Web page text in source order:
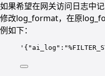
如果希望在网关访问日志中
修改log_format，在原
例如下：
'